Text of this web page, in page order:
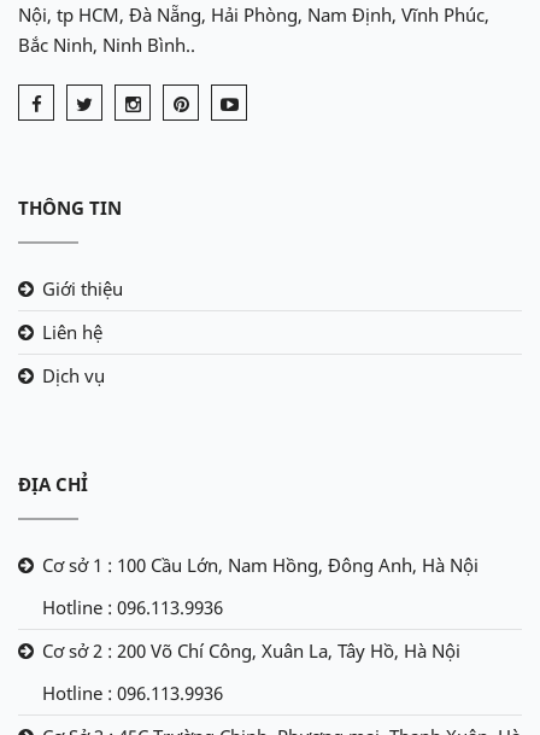
Nội, tp HCM, Đà Nẵng, Hải Phòng, Nam Định, Vĩnh Phúc,
Bắc Ninh, Ninh Bình..
THÔNG TIN
Giới thiệu
Liên hệ
Dịch vụ
ĐỊA CHỈ
Cơ sở 1 : 100 Cầu Lớn, Nam Hồng, Đông Anh, Hà Nội
Hotline : 096.113.9936
Cơ sở 2 : 200 Võ Chí Công, Xuân La, Tây Hồ, Hà Nội
Hotline : 096.113.9936